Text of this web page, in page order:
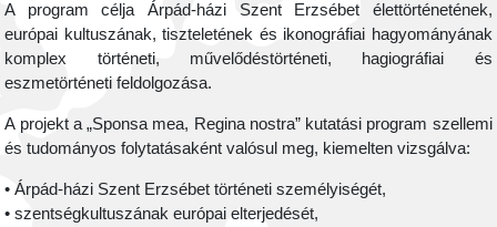
A program célja Árpád-házi Szent Erzsébet élettörténetének,
európai kultuszának, tiszteletének és ikonográfiai hagyományának
komplex történeti, művelődéstörténeti, hagiográfiai és
eszmetörténeti feldolgozása.
A projekt a „Sponsa mea, Regina nostra” kutatási program szellemi
és tudományos folytatásaként valósul meg, kiemelten vizsgálva:
• Árpád-házi Szent Erzsébet történeti személyiségét,
• szentségkultuszának európai elterjedését,